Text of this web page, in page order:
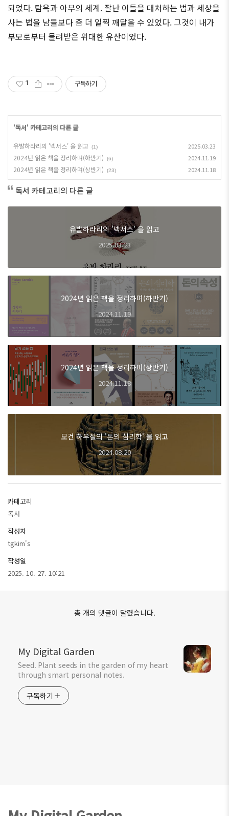
되었다. 탐욕과 아부의 세계. 잘난 이들을 대처하는 법과 세상을
사는 법을 남들보다 좀 더 일찍 깨달을 수 있었다. 그것이 내가
부모로부터 물려받은 위대한 유산이었다.
1 구독하기
'독서' 카테고리의 다른 글
유발하라리의 '넥서스' 을 읽고 (1) 2025.03.23
2024년 읽은 책을 정리하며(하반기) (6) 2024.11.19
2024년 읽은 책을 정리하며(상반기) (23) 2024.11.18
독서 카테고리의 다른 글
유발하라리의 '넥서스' 을 읽고
2025.03.23
2024년 읽은 책을 정리하며(하반기)
2024.11.19
2024년 읽은 책을 정리하며(상반기)
2024.11.18
모건 하우절의 '돈의 심리학' 을 읽고
2024.08.20
카테고리
독서
작성자
tgkim's
작성일
2025. 10. 27. 10:21
총 개의 댓글이 달렸습니다.
My Digital Garden
Seed. Plant seeds in the garden of my heart
through smart personal notes.
구독하기
Footer